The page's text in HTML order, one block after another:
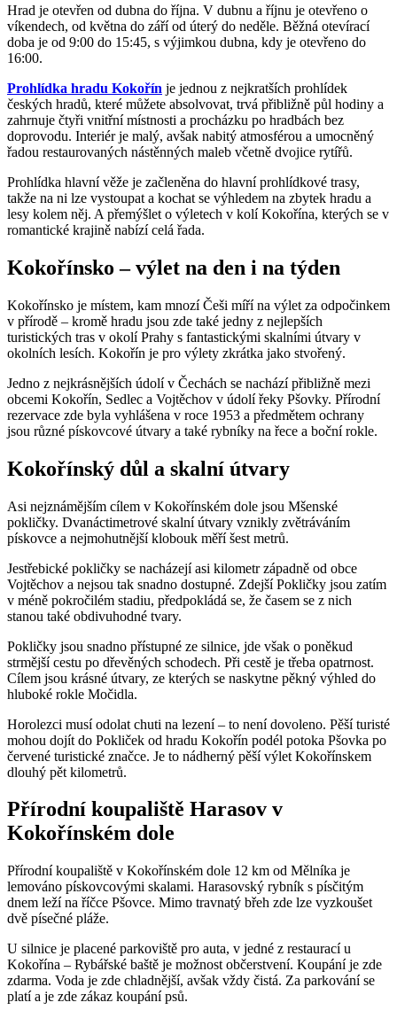
Hrad je otevřen od dubna do října. V dubnu a říjnu je otevřeno o
víkendech, od května do září od úterý do neděle. Běžná otevírací
doba je od 9:00 do 15:45, s výjimkou dubna, kdy je otevřeno do
16:00.
Prohlídka hradu Kokořín je jednou z nejkratších prohlídek
českých hradů, které můžete absolvovat, trvá přibližně půl hodiny a
zahrnuje čtyři vnitřní místnosti a procházku po hradbách bez
doprovodu. Interiér je malý, avšak nabitý atmosférou a umocněný
řadou restaurovaných nástěnných maleb včetně dvojice rytířů.
Prohlídka hlavní věže je začleněna do hlavní prohlídkové trasy,
takže na ni lze vystoupat a kochat se výhledem na zbytek hradu a
lesy kolem něj. A přemýšlet o výletech v kolí Kokořína, kterých se v
romantické krajině nabízí celá řada.
Kokořínsko – výlet na den i na týden
Kokořínsko je místem, kam mnozí Češi míří na výlet za odpočinkem
v přírodě – kromě hradu jsou zde také jedny z nejlepších
turistických tras v okolí Prahy s fantastickými skalními útvary v
okolních lesích. Kokořín je pro výlety zkrátka jako stvořený.
Jedno z nejkrásnějších údolí v Čechách se nachází přibližně mezi
obcemi Kokořín, Sedlec a Vojtěchov v údolí řeky Pšovky. Přírodní
rezervace zde byla vyhlášena v roce 1953 a předmětem ochrany
jsou různé pískovcové útvary a také rybníky na řece a boční rokle.
Kokořínský důl a skalní útvary
Asi nejznámějším cílem v Kokořínském dole jsou Mšenské
pokličky. Dvanáctimetrové skalní útvary vznikly zvětráváním
pískovce a nejmohutnější klobouk měří šest metrů.
Jestřebické pokličky se nacházejí asi kilometr západně od obce
Vojtěchov a nejsou tak snadno dostupné. Zdejší Pokličky jsou zatím
v méně pokročilém stadiu, předpokládá se, že časem se z nich
stanou také obdivuhodné tvary.
Pokličky jsou snadno přístupné ze silnice, jde však o poněkud
strmější cestu po dřevěných schodech. Při cestě je třeba opatrnost.
Cílem jsou krásné útvary, ze kterých se naskytne pěkný výhled do
hluboké rokle Močidla.
Horolezci musí odolat chuti na lezení – to není dovoleno. Pěší turisté
mohou dojít do Pokliček od hradu Kokořín podél potoka Pšovka po
červené turistické značce. Je to nádherný pěší výlet Kokořínskem
dlouhý pět kilometrů.
Přírodní koupaliště Harasov v
Kokořínském dole
Přírodní koupaliště v Kokořínském dole 12 km od Mělníka je
lemováno pískovcovými skalami. Harasovský rybník s písčitým
dnem leží na říčce Pšovce. Mimo travnatý břeh zde lze vyzkoušet
dvě písečné pláže.
U silnice je placené parkoviště pro auta, v jedné z restaurací u
Kokořína – Rybářské baště je možnost občerstvení. Koupání je zde
zdarma. Voda je zde chladnější, avšak vždy čistá. Za parkování se
platí a je zde zákaz koupání psů.